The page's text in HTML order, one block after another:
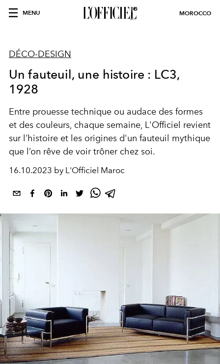
MENU MOROCCO
DÉCO-DESIGN
Un fauteuil, une histoire : LC3,
1928
Entre prouesse technique ou audace des formes
et des couleurs, chaque semaine, L'Officiel revient
sur l’histoire et les origines d'un fauteuil mythique
que l’on rêve de voir trôner chez soi.
16.10.2023 by L'Officiel Maroc